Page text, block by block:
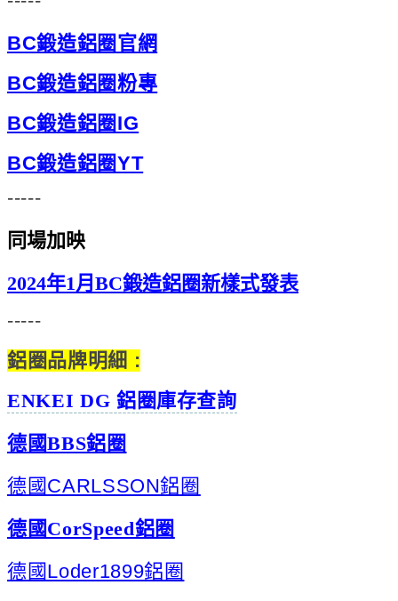
BC鍛造鋁圈官網
BC鍛造鋁圈粉專
BC鍛造鋁圈IG
BC鍛造鋁圈YT
-----
同場加映
2024年1月BC鍛造鋁圈新樣式發表
-----
鋁圈品牌明細 :
ENKEI DG 鋁圈庫存查詢
德國BBS鋁圈
德國CARLSSON鋁圈
德國CorSpeed鋁圈
德國Loder1899鋁圈